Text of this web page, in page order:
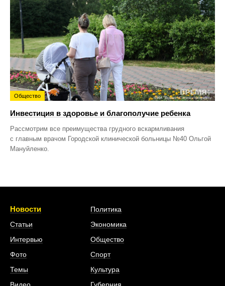
Общество
Инвестиция в здоровье и благополучие ребенка
Рассмотрим все преимущества грудного вскармливания
с главным врачом Городской клинической больницы №40 Ольгой
Мануйленко.
Новости
Статьи
Интервью
Фото
Темы
Политика
Экономика
Общество
Спорт
Культура